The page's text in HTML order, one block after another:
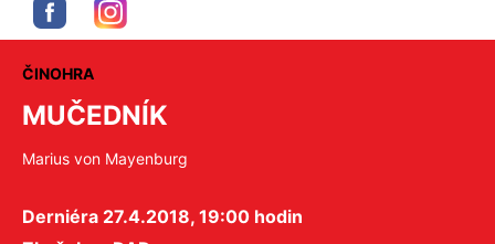
ČINOHRA
MUČEDNÍK
Marius von Mayenburg
Derniéra 27.4.2018, 19:00 hodin